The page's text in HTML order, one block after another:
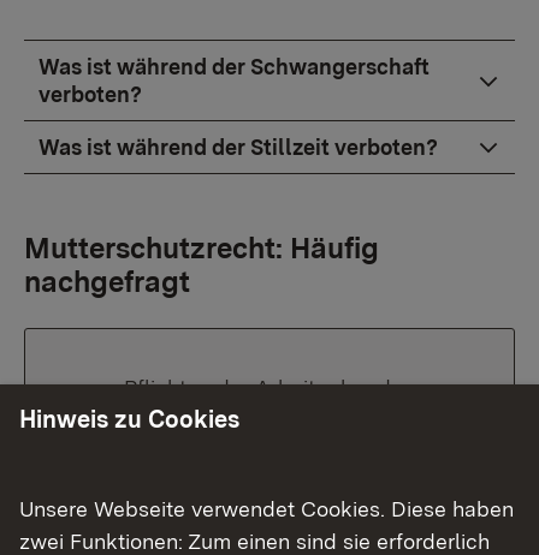
Was ist während der Schwangerschaft
verboten?
Was ist während der Stillzeit verboten?
Mutterschutzrecht: Häufig
nachgefragt
Pflichten der Arbeitgebenden
Arbeitszeiten
Hinweis zu Cookies
Unsere Webseite verwendet Cookies. Diese haben
zwei Funktionen: Zum einen sind sie erforderlich